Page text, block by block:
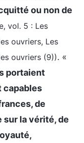
ou non de
vol. 5 : Les
ouvriers, Les
ouvriers (9)). «
portaient
capables
de
sur la vérité, de